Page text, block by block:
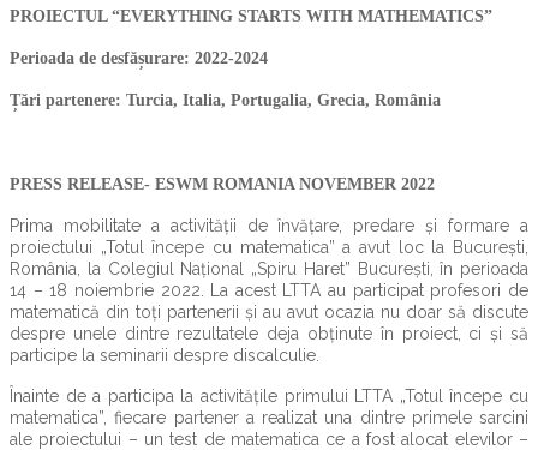
PROIECTUL “EVERYTHING STARTS WITH MATHEMATICS”
Perioada de desfășurare: 2022-2024
Țări partenere: Turcia, Italia, Portugalia, Grecia, România
PRESS RELEASE- ESWM ROMANIA NOVEMBER 2022
Prima mobilitate a activității de învățare, predare și formare a
proiectului „Totul începe cu matematica” a avut loc la București,
România, la Colegiul Național „Spiru Haret” București, în perioada
14 – 18 noiembrie 2022. La acest LTTA au participat profesori de
matematică din toți partenerii și au avut ocazia nu doar să discute
despre unele dintre rezultatele deja obținute în proiect, ci și să
participe la seminarii despre discalculie.
Înainte de a participa la activitățile primului LTTA „Totul începe cu
matematica”, fiecare partener a realizat una dintre primele sarcini
ale proiectului – un test de matematica ce a fost alocat elevilor –